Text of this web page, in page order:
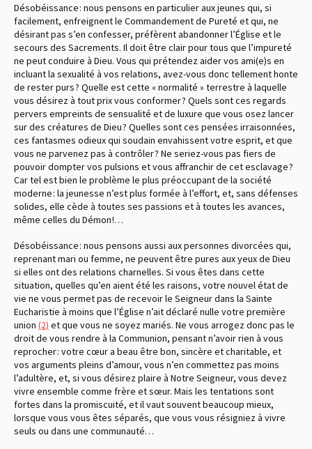
Désobéissance : nous pensons en particulier aux jeunes qui, si
facilement, enfreignent le Commandement de Pureté et qui, ne
désirant pas s’en confesser, préfèrent abandonner l’Église et le
secours des Sacrements. Il doit être clair pour tous que l’impureté
ne peut conduire à Dieu. Vous qui prétendez aider vos ami(e)s en
incluant la sexualité à vos relations, avez-vous donc tellement honte
de rester purs ? Quelle est cette « normalité » terrestre à laquelle
vous désirez à tout prix vous conformer ? Quels sont ces regards
pervers empreints de sensualité et de luxure que vous osez lancer
sur des créatures de Dieu ? Quelles sont ces pensées irraisonnées,
ces fantasmes odieux qui soudain envahissent votre esprit, et que
vous ne parvenez pas à contrôler ? Ne seriez-vous pas fiers de
pouvoir dompter vos pulsions et vous affranchir de cet esclavage ?
Car tel est bien le problème le plus préoccupant de la société
moderne : la jeunesse n’est plus formée à l’effort, et, sans défenses
solides, elle cède à toutes ses passions et à toutes les avances,
même celles du Démon !…
Désobéissance : nous pensons aussi aux personnes divorcées qui,
reprenant mari ou femme, ne peuvent être pures aux yeux de Dieu
si elles ont des relations charnelles. Si vous êtes dans cette
situation, quelles qu’en aient été les raisons, votre nouvel état de
vie ne vous permet pas de recevoir le Seigneur dans la Sainte
Eucharistie à moins que l’Église n’ait déclaré nulle votre première
union (2) et que vous ne soyez mariés. Ne vous arrogez donc pas le
droit de vous rendre à la Communion, pensant n’avoir rien à vous
reprocher : votre cœur a beau être bon, sincère et charitable, et
vos arguments pleins d’amour, vous n’en commettez pas moins
l’adultère, et, si vous désirez plaire à Notre Seigneur, vous devez
vivre ensemble comme frère et sœur. Mais les tentations sont
fortes dans la promiscuité, et il vaut souvent beaucoup mieux,
lorsque vous vous êtes séparés, que vous vous résigniez à vivre
seuls ou dans une communauté…